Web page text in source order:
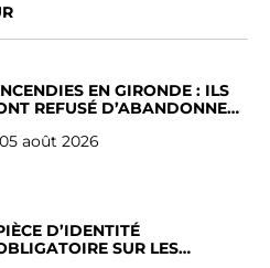
EN GIRONDE : ILS
REFUSÉ D’ABANDONNER
05 août 2026
D’IDENTITÉ
SUR LES